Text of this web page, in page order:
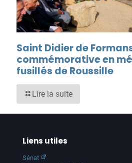
Saint Didier de
commémorative en
fusillés de Roussille
Lire la suite
Liens utiles
Sénat